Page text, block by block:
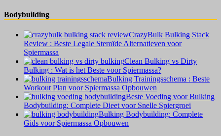
Bodybuilding
CrazyBulk Bulking Stack
Review : Beste Legale Steroïde Alternatieven voor
Spiermassa
Clean Bulking vs Dirty
Bulking : Wat is het Beste voor Spiermassa?
Bulking Trainingsschema : Beste
Workout Plan voor Spiermassa Opbouwen
Beste Voeding voor Bulking
Bodybuilding: Complete Dieet voor Snelle Spiergroei
Bulking Bodybuilding: Complete
Gids voor Spiermassa Opbouwen